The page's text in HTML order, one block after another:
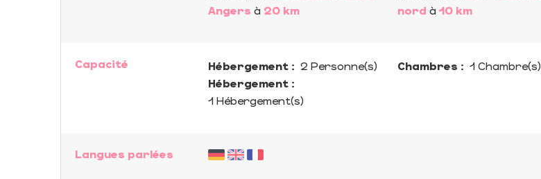
Angers à 20 km
nord à 10 km
Capacité Hébergement : 2 Personne(s) Chambres : 1 Chambre(s)
Hébergement :
1 Hébergement(s)
Langues parlées